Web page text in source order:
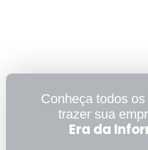
Conheça todos
trazer sua
Era da